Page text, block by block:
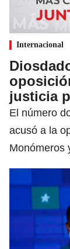
Internacional
justicia
El número
acusó a la
Monómeros